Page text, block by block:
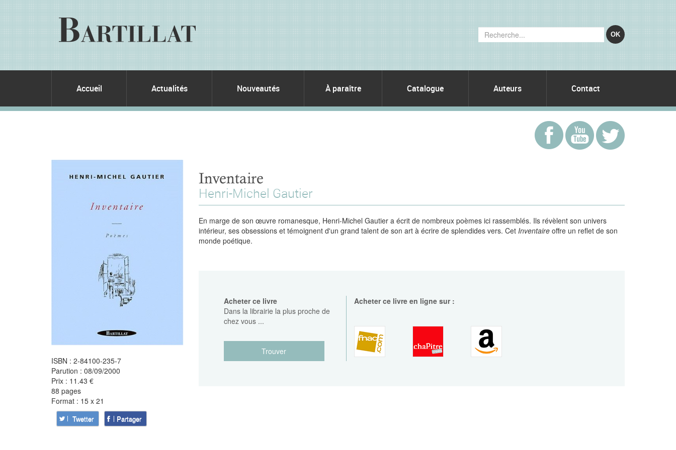
OK
Accueil Actualités Nouveautés À paraître Catalogue Auteurs Contact
ISBN : 2-84100-235-7
Parution : 08/09/2000
Prix : 11.43 €
88 pages
Format : 15 x 21
Twetter Partager
Inventaire
Henri-Michel Gautier
En marge de son œuvre romanesque, Henri-Michel Gautier a écrit de nombreux poèmes ici rassemblés. Ils révèlent son univers
intérieur, ses obsessions et témoignent d'un grand talent de son art à écrire de splendides vers. Cet Inventaireoffre un reflet de son
monde poétique.
Acheter ce livre
Dans la librairie la plus proche de
chez vous ...
Trouver
Acheter ce livre en ligne sur :